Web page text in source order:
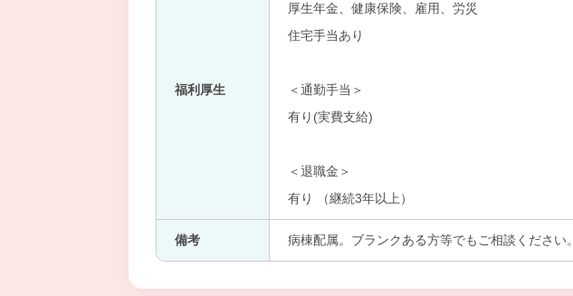
福利厚生
厚生年金、健康保険、雇用、労災
住宅手当あり
＜通勤手当＞
有り(実費支給)
＜退職金＞
有り （継続3年以上）
備考 病棟配属。ブランクある方等でもご相談ください。